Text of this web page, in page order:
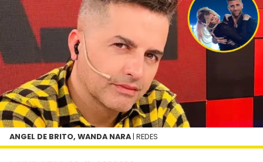
ANGEL DE BRITO, WANDA NARA | REDES